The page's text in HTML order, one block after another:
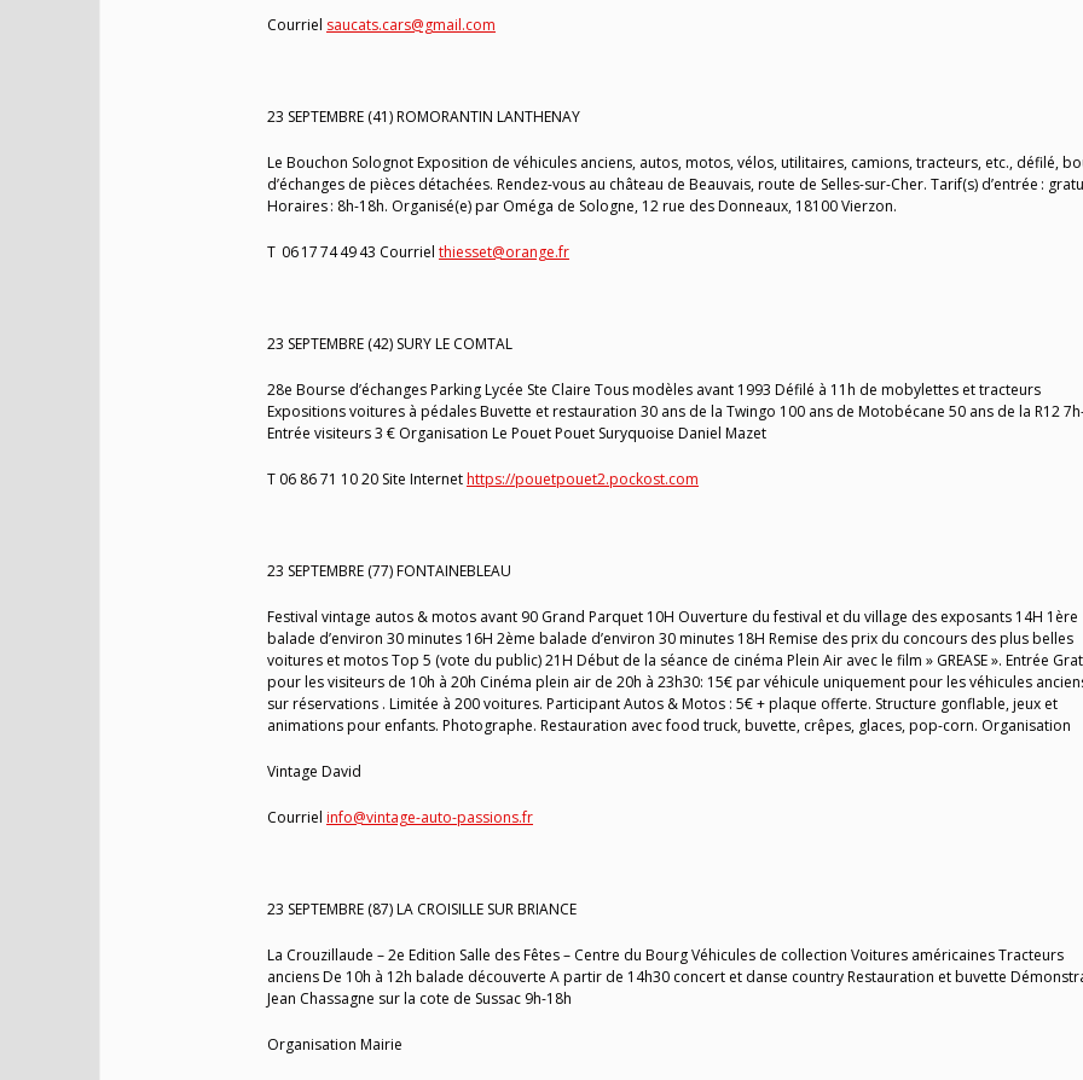
Courriel saucats.cars@gmail.com
23 SEPTEMBRE (41) ROMORANTIN LANTHENAY
Le Bouchon Solognot Exposition de véhicules anciens, autos, motos, vélos, utilitaires, camions, tracteurs, etc., défilé,
d’échanges de pièces détachées. Rendez-vous au château de Beauvais, route de Selles-sur-Cher. Tarif(s) d’entrée :
Horaires : 8h-18h. Organisé(e) par Oméga de Sologne, 12 rue des Donneaux, 18100 Vierzon.
T 06 17 74 49 43 Courriel thiesset@orange.fr
23 SEPTEMBRE (42) SURY LE COMTAL
28e Bourse d’échanges Parking Lycée Ste Claire Tous modèles avant 1993 Défilé à 11h de mobylettes et tracteurs
Expositions voitures à pédales Buvette et restauration 30 ans de la Twingo 100 ans de Motobécane 50 ans de la R12
Entrée visiteurs 3 € Organisation Le Pouet Pouet Suryquoise Daniel Mazet
T 06 86 71 10 20 Site Internethttps://pouetpouet2.pockost.com
23 SEPTEMBRE (77) FONTAINEBLEAU
Festival vintage autos & motos avant 90 Grand Parquet 10H Ouverture du festival et du village des exposants 14H 1ère
balade d’environ 30 minutes 16H 2ème balade d’environ 30 minutes 18H Remise des prix du concours des plus belles
voitures et motos Top 5 (vote du public) 21H Début de la séance de cinéma Plein Air avec le film » GREASE ». Entrée
pour les visiteurs de 10h à 20h Cinéma plein air de 20h à 23h30: 15€ par véhicule uniquement pour les véhicules
sur réservations . Limitée à 200 voitures. Participant Autos & Motos : 5€ + plaque offerte. Structure gonflable, jeux et
animations pour enfants. Photographe. Restauration avec food truck, buvette, crêpes, glaces, pop-corn. Organisation
Vintage David
Courriel info@vintage-auto-passions.fr
23 SEPTEMBRE (87) LA CROISILLE SUR BRIANCE
La Crouzillaude – 2e Edition Salle des Fêtes – Centre du Bourg Véhicules de collection Voitures américaines Tracteurs
anciens De 10h à 12h balade découverte A partir de 14h30 concert et danse country Restauration et buvette
Jean Chassagne sur la cote de Sussac 9h-18h
Organisation Mairie